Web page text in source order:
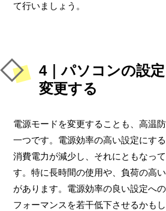
て行いましょう。
4｜パソコンの設
変更する
電源モードを変更することも、高温
一つです。電源効率の高い設定にす
消費電力が減少し、それにともなっ
す。特に長時間の使用や、負荷の高
があります。電源効率の良い設定へ
フォーマンスを若干低下させるかも